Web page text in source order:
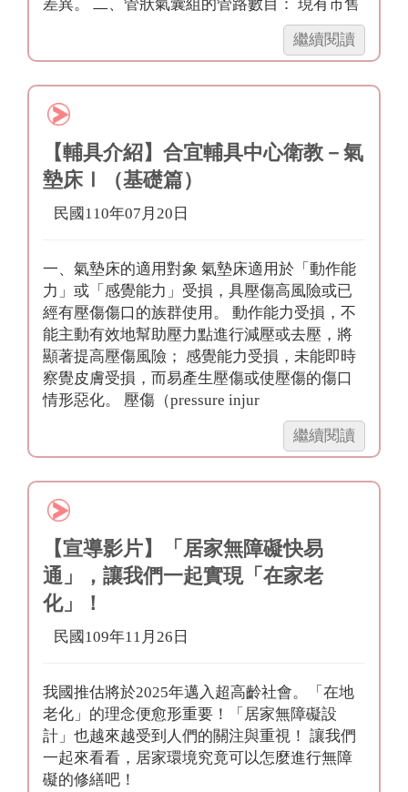
差異。 二、管狀氣囊組的管路數目： 現有市售
繼續閱讀
具
紹】
具
教
氣
床
Ⅱ（選
購
【輔具介紹】合宜輔具中心衛教－氣
墊床Ⅰ（基礎篇）
民國110年07月20日
一、氣墊床的適用對象 氣墊床適用於「動作能
力」或「感覺能力」受損，具壓傷高風險或已
經有壓傷傷口的族群使用。 動作能力受損，不
能主動有效地幫助壓力點進行減壓或去壓，將
顯著提高壓傷風險； 感覺能力受損，未能即時
察覺皮膚受損，而易產生壓傷或使壓傷的傷口
情形惡化。 壓傷（pressure injur
繼續閱讀
具
紹】
具
中
－
氣
墊
床
Ⅰ（基
【宣導影片】「居家無障礙快易
通」，讓我們一起實現「在家老
化」！
民國109年11月26日
我國推估將於2025年邁入超高齡社會。「在地
老化」的理念便愈形重要！「居家無障礙設
計」也越來越受到人們的關注與重視！ 讓我們
一起來看看，居家環境究竟可以怎麼進行無障
礙的修繕吧！